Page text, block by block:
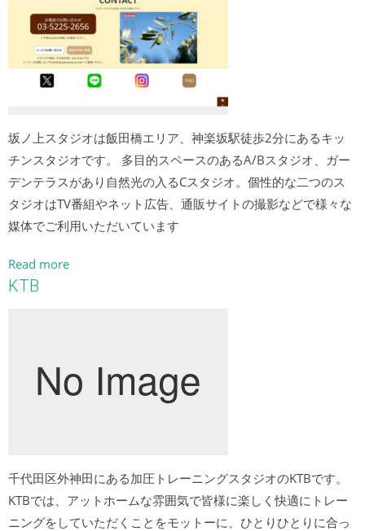
坂ノ上スタジオは飯田橋エリア、神楽坂駅徒歩2分にあるキッ
チンスタジオです。 多目的スペースのあるA/Bスタジオ、ガー
デンテラスがあり自然光の入るCスタジオ。個性的な二つのス
タジオはTV番組やネット広告、通販サイトの撮影などで様々な
媒体でご利用いただいています
Read more
KTB
千代田区外神田にある加圧トレーニングスタジオのKTBです。
KTBでは、アットホームな雰囲気で皆様に楽しく快適にトレー
ニングをしていただくことをモットーに、ひとりひとりに合っ